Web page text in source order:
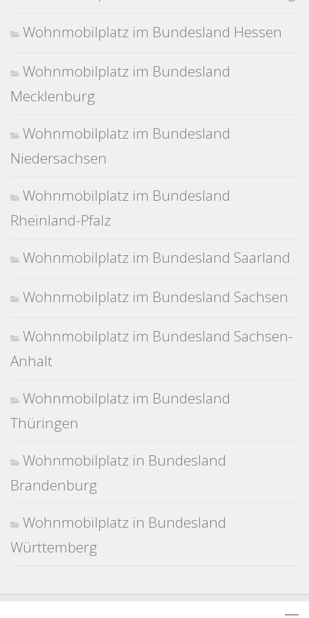
Wohnmobilplatz im Bundesland Hessen
Wohnmobilplatz im Bundesland
Mecklenburg
Wohnmobilplatz im Bundesland
Niedersachsen
Wohnmobilplatz im Bundesland
Rheinland-Pfalz
Wohnmobilplatz im Bundesland Saarland
Wohnmobilplatz im Bundesland Sachsen
Wohnmobilplatz im Bundesland Sachsen-
Anhalt
Wohnmobilplatz im Bundesland
Thüringen
Wohnmobilplatz in Bundesland
Brandenburg
Wohnmobilplatz in Bundesland
Württemberg